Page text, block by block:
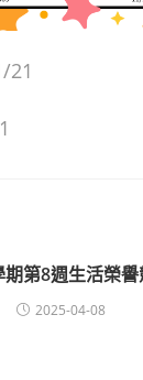
21
第8週生活榮
2025-04-08